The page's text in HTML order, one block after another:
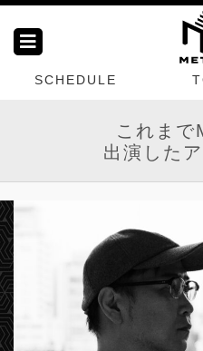
SCHEDULE
これまで
出演した